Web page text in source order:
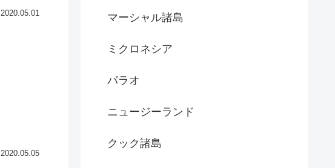
2020.05.01
2020.05.05
マーシャル諸島
ミクロネシア
パラオ
ニュージーランド
クック諸島